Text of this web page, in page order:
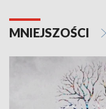
MNIEJSZOŚCI